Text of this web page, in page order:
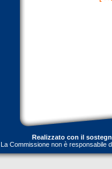
Realizzato con il
La Commissione non è responsabile